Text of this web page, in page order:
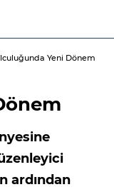
Yeni Dönem
ardından